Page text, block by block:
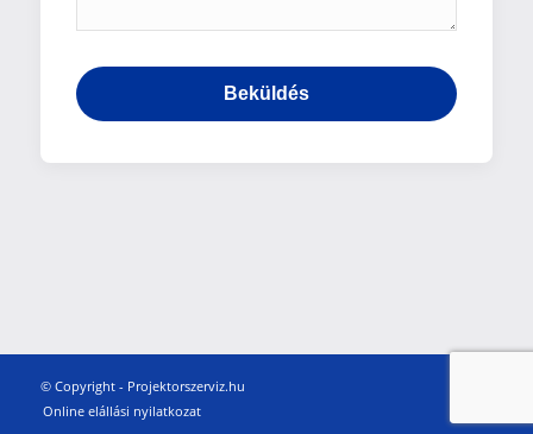
© Copyright - Projektorszerviz.hu
Online elállási nyilatkozat